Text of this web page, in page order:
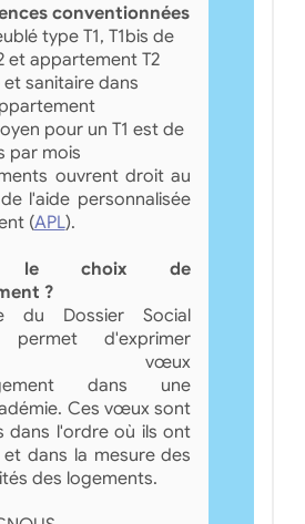
conventionnées
type T1, T1bis de
et appartement T2
sanitaire dans
pour un T1 est de
par mois
ouvrent droit au
l'aide personnalisée
(APL).
le choix de
?
du Dossier Social
permet d'exprimer
vœux
dans une
Ces vœux sont
dans l'ordre où ils ont
et dans la mesure des
des logements.